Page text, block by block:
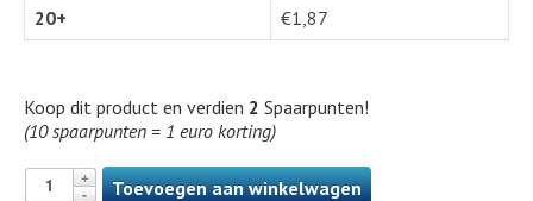
20+
€1,87
Koop dit product en verdien 2 Spaarpunten!
(10 spaarpunten = 1 euro korting)
Toevoegen aan winkelwagen